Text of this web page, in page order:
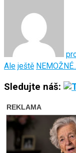
Ale ještě NEMOŽNÉ..
Sledujte náš: